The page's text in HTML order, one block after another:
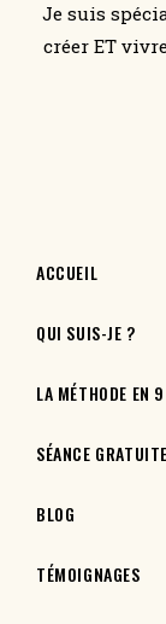
Je suis
créer ET
ACCUEIL
QUI SUIS-JE ?
LA MÉTHODE EN
SÉANCE GRATUITE
BLOG
TÉMOIGNAGES